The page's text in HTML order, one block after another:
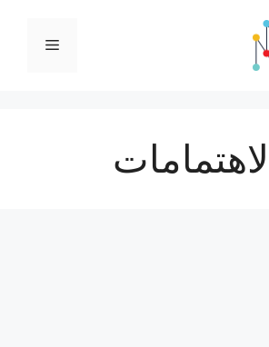
القائمة